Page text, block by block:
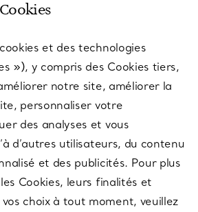
la sélection par
et des technologies
»), y compris des Cookies tiers,
notre site, améliorer la
personnaliser votre
des analyses et vous
d’autres utilisateurs, du contenu
et des publicités. Pour plus
Cookies, leurs finalités et
choix à tout moment, veuillez